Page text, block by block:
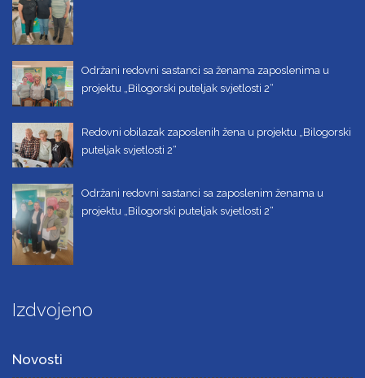
Održani redovni sastanci sa ženama zaposlenima u
projektu „Bilogorski puteljak svjetlosti 2“
Redovni obilazak zaposlenih žena u projektu „Bilogorski
puteljak svjetlosti 2“
Održani redovni sastanci sa zaposlenim ženama u
projektu „Bilogorski puteljak svjetlosti 2“
Izdvojeno
Novosti